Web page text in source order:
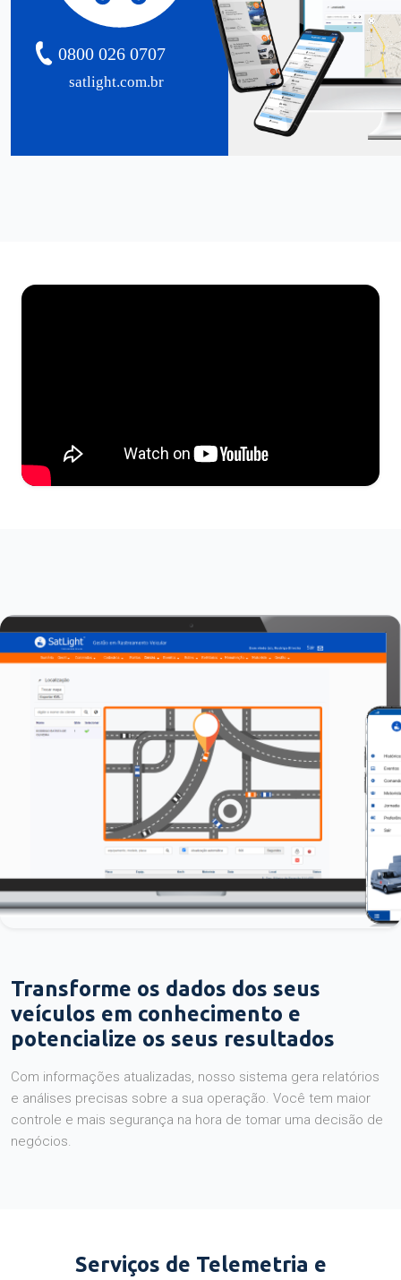
satlight.com.br
0800 026 0707
Transforme os dados dos seus
veículos em conhecimento e
potencialize os seus resultados
Com informações atualizadas, nosso sistema gera relatórios
e análises precisas sobre a sua operação. Você tem maior
controle e mais segurança na hora de tomar uma decisão de
negócios.
Serviços de Telemetria e